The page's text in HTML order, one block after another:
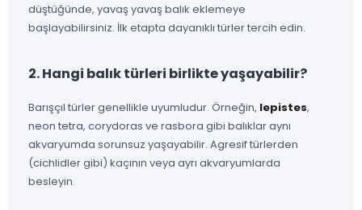
düştüğünde, yavaş yavaş balık eklemeye
başlayabilirsiniz. İlk etapta dayanıklı türler tercih edin.
2. Hangi balık türleri birlikte yaşayabilir?
Barışçıl türler genellikle uyumludur. Örneğin, lepistes,
neon tetra, corydoras ve rasbora gibi balıklar aynı
akvaryumda sorunsuz yaşayabilir. Agresif türlerden
(cichlidler gibi) kaçının veya ayrı akvaryumlarda
besleyin.